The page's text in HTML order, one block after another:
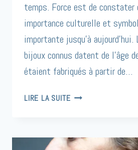
temps. Force est de constater
importance culturelle et
importante jusqu’à
bijoux connus datent de l’âge
étaient fabriqués à partir de…
LIRE LA SUITEHISTOIRE